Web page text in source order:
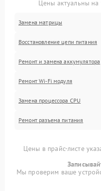
Цены актуальны
Замена матрицы
Восстановление цепи питания
Ремонт и замена аккумулятора
Ремонт Wi-Fi модуля
Замена процессора CPU
Ремонт разъема питания
Цены в прайс-листе
Мы проверим ваше